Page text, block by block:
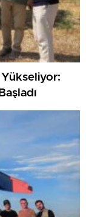
Yükseliyor: